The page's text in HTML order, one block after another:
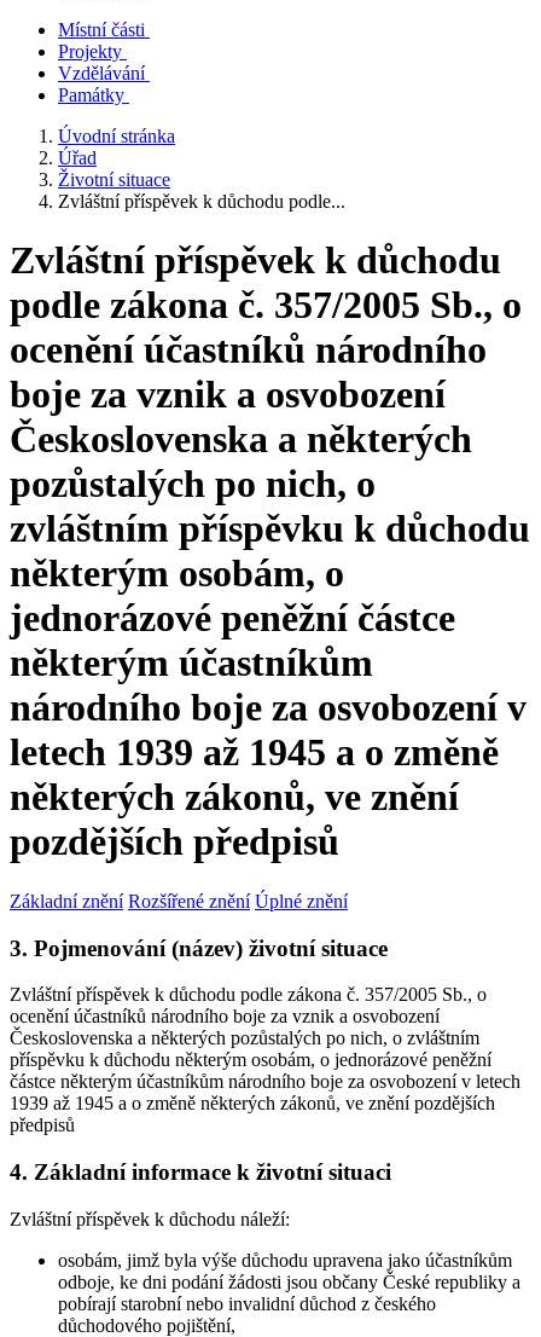
Místní části
Projekty
Vzdělávání
Památky
Úvodní stránka
Úřad
Životní situace
Zvláštní příspěvek k důchodu podle...
Zvláštní příspěvek k důchodu
podle zákona č. 357/2005 Sb., o
ocenění účastníků národního
boje za vznik a osvobození
Československa a některých
pozůstalých po nich, o
zvláštním příspěvku k důchodu
některým osobám, o
jednorázové peněžní částce
některým účastníkům
národního boje za osvobození v
letech 1939 až 1945 a o změně
některých zákonů, ve znění
pozdějších předpisů
Základní znění Rozšířené znění Úplné znění
3. Pojmenování (název) životní situace
Zvláštní příspěvek k důchodu podle zákona č. 357/2005 Sb., o
ocenění účastníků národního boje za vznik a osvobození
Československa a některých pozůstalých po nich, o zvláštním
příspěvku k důchodu některým osobám, o jednorázové peněžní
částce některým účastníkům národního boje za osvobození v letech
1939 až 1945 a o změně některých zákonů, ve znění pozdějších
předpisů
4. Základní informace k životní situaci
Zvláštní příspěvek k důchodu náleží:
osobám, jimž byla výše důchodu upravena jako účastníkům
odboje, ke dni podání žádosti jsou občany České republiky a
pobírají starobní nebo invalidní důchod z českého
důchodového pojištění,